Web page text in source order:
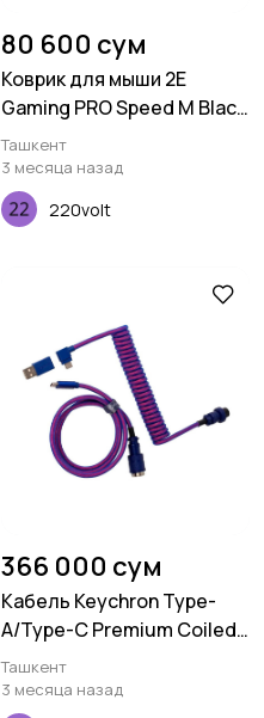
80 600 сум
Коврик для мыши 2E
Gaming PRO Speed M Black
(360*275*3 мм)
Ташкент
3 месяца назад
220volt
366 000 сум
Кабель Keychron Type-
A/Type-C Premium Coiled
Aviator, Cable-Angled,
Purple
Ташкент
3 месяца назад